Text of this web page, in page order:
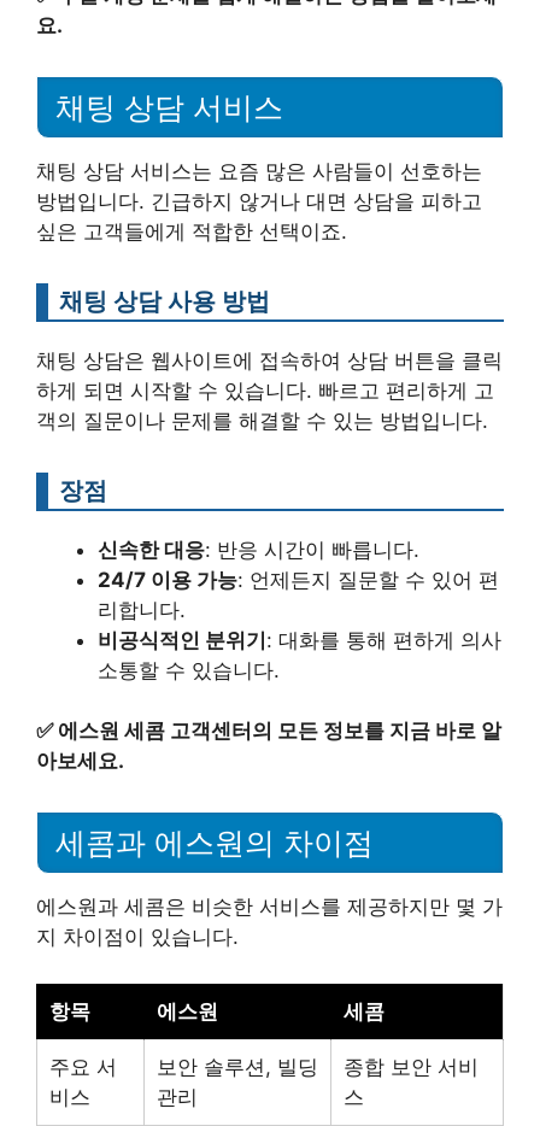
요.
채팅 상담 서비스
채팅 상담 서비스는 요즘 많은 사람들이 선호하는
방법입니다. 긴급하지 않거나 대면 상담을 피하고
싶은 고객들에게 적합한 선택이죠.
채팅 상담 사용 방법
채팅 상담은 웹사이트에 접속하여 상담 버튼을 클릭
하게 되면 시작할 수 있습니다. 빠르고 편리하게 고
객의 질문이나 문제를 해결할 수 있는 방법입니다.
장점
신속한 대응: 반응 시간이 빠릅니다.
24/7 이용 가능: 언제든지 질문할 수 있어 편
리합니다.
비공식적인 분위기: 대화를 통해 편하게 의사
소통할 수 있습니다.
✅ 에스원 세콤 고객센터의 모든 정보를 지금 바로 알
아보세요.
세콤과 에스원의 차이점
에스원과 세콤은 비슷한 서비스를 제공하지만 몇 가
지 차이점이 있습니다.
항목 에스원 세콤
주요 서
비스
보안 솔루션, 빌딩
관리
종합 보안 서비
스